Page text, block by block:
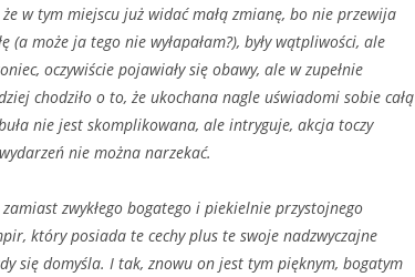
w tym miejscu już widać małą zmianę, bo nie przewija
(a może ja tego nie wyłapałam?), były wątpliwości, ale
oczywiście pojawiały się obawy, ale w zupełnie
chodziło o to, że ukochana nagle uświadomi sobie całą
nie jest skomplikowana, ale intryguje, akcja toczy
nie można narzekać.
zwykłego bogatego i piekielnie przystojnego
który posiada te cechy plus te swoje nadzwyczajne
się domyśla. I tak, znowu on jest tym pięknym, bogatym